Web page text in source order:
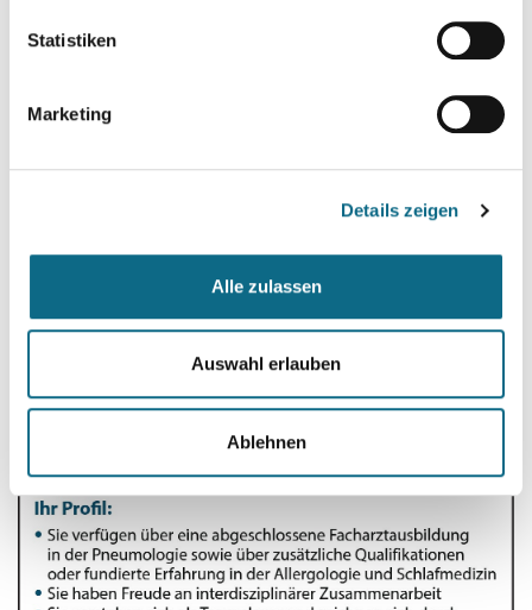
Statistiken
Marketing
Details zeigen
Alle zulassen
Auswahl erlauben
Ablehnen